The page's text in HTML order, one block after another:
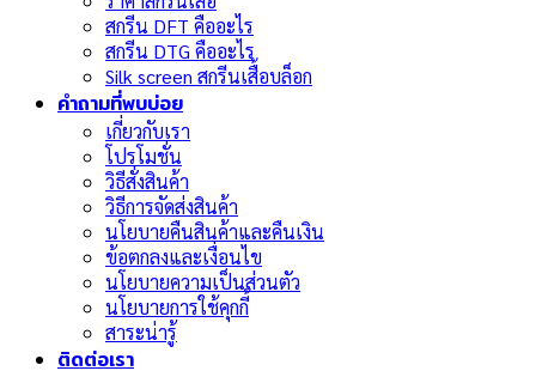
สกรีน DFT คืออะไร
สกรีน DTG คืออะไร
Silk screen สกรีนเสื้อบล็อก
คำถามที่พบบ่อย
เกี่ยวกับเรา
โปรโมชั่น
วิธีสั่งสินค้า
วิธีการจัดส่งสินค้า
นโยบายคืนสินค้าและคืนเงิน
ข้อตกลงและเงื่อนไข
นโยบายความเป็นส่วนตัว
นโยบายการใช้คุกกี้
สาระน่ารู้
ติดต่อเรา